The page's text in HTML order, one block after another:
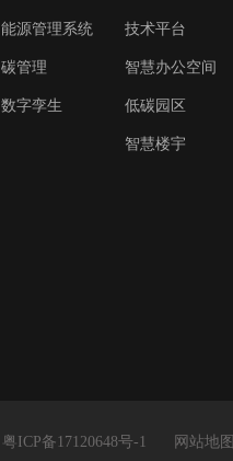
能源管理系统
碳管理
数字孪生
技术平台
智慧办公空间
低碳园区
智慧楼宇
粤ICP备17120648号-1 网站地图